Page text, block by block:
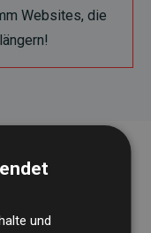
Websites, die
und